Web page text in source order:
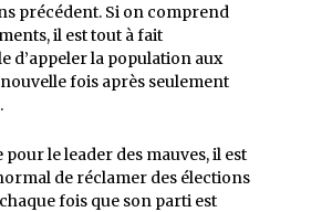
précédent. Si on comprend
il est tout à fait
d’appeler la population aux
fois après seulement
pour le leader des mauves, il est
de réclamer des élections
fois que son parti est